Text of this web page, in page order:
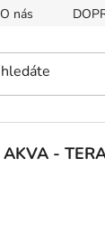
O nás
AKVA -